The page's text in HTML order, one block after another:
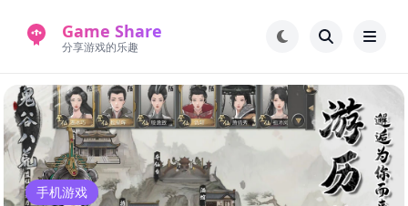
Game Share
分享游戏的乐趣
首页 电脑游戏
手机游戏 常见问题解答
新版游戏站 永久地址
手机游戏